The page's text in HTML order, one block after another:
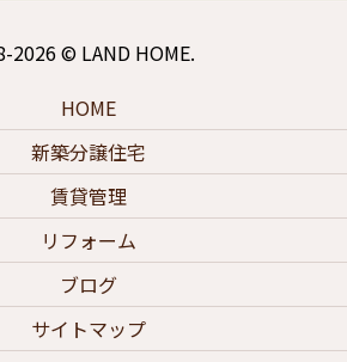
2026 © LAND HOME.
HOME
新築分譲住宅
賃貸管理
リフォーム
ブログ
サイトマップ